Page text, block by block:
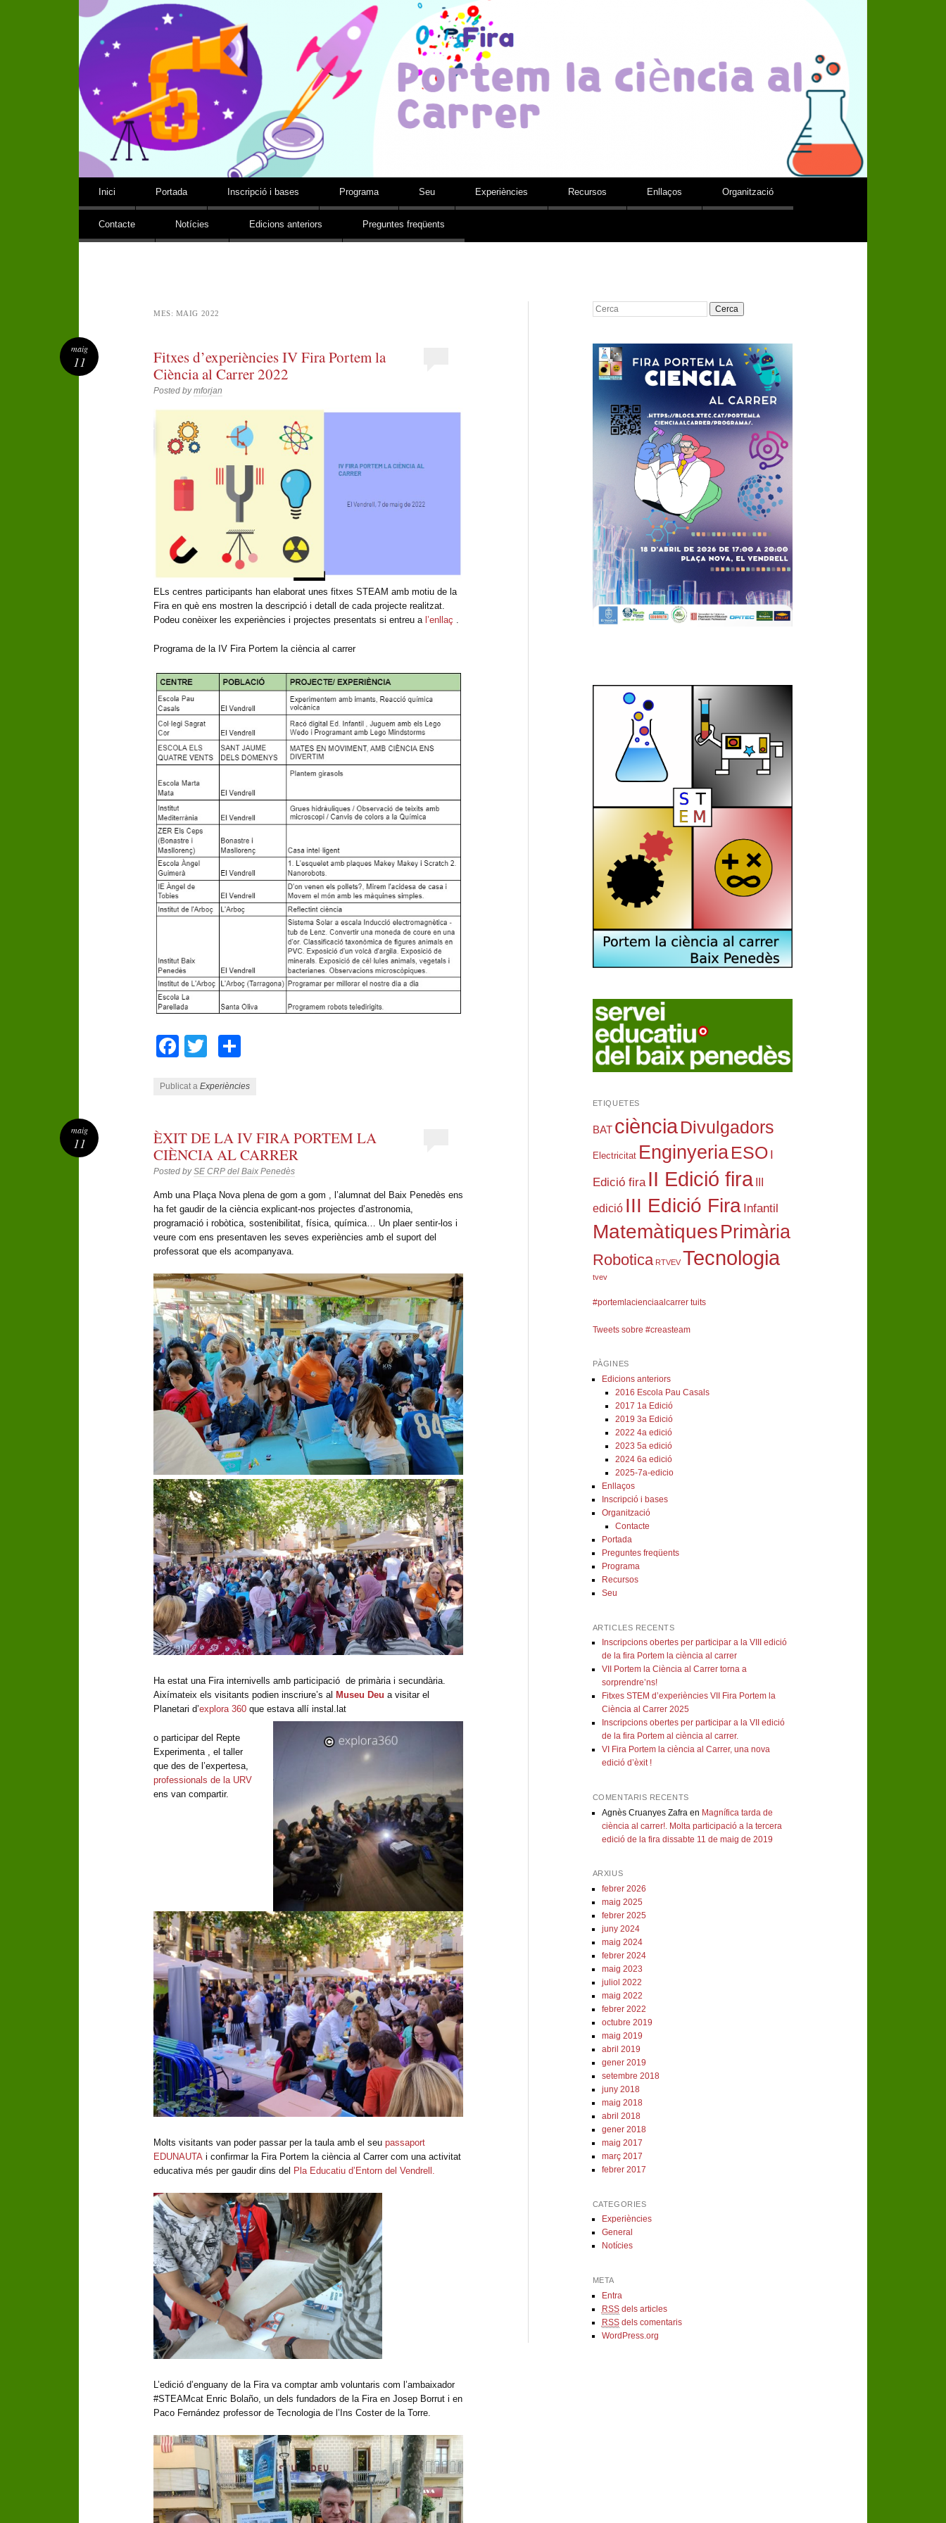
QUARTA FIRA DE CIÈNCIA, TECNOLOGIA, ENGINYERIA I MATEMÀTIQUES DEL BAIX PENEDÈS
Vés al contingut
Inici Portada Inscripció i bases Programa Seu Experiències Recursos Enllaços Organització
Contacte Notícies Edicions anteriors Preguntes freqüents
MES: MAIG 2022
Fitxes d’experiències IV Fira Portem la
Ciència al Carrer 2022
Posted bymforjan
ELs centres participants han elaborat unes fitxes STEAM amb motiu de la
Fira en què ens mostren la descripció i detall de cada projecte realitzat.
Podeu conèixer les experiències i projectes presentats si entreu a l’enllaç .
Programa de la IV Fira Portem la ciència al carrer
Facebook
Twitter
Publicat a Experiències
maig
11
ÈXIT DE LA IV FIRA PORTEM LA
CIÈNCIA AL CARRER
Posted bySE CRP del Baix Penedès
Amb una Plaça Nova plena de gom a gom , l’alumnat del Baix Penedès ens
ha fet gaudir de la ciència explicant-nos projectes d’astronomia,
programació i robòtica, sostenibilitat, física, química… Un plaer sentir-los i
veure com ens presentaven les seves experiències amb el suport del
professorat que els acompanyava.
Ha estat una Fira internivells amb participació de primària i secundària.
Aixímateix els visitants podien inscriure’s al Museu Deu a visitar el
Planetari d’explora 360 que estava allí instal.lat
o participar del Repte
Experimenta , el taller
que des de l’expertesa,
professionals de la URV
ens van compartir.
Molts visitants van poder passar per la taula amb el seu passaport
EDUNAUTA i confirmar la Fira Portem la ciència al Carrer com una activitat
educativa més per gaudir dins del Pla Educatiu d’Entorn del Vendrell.
L’edició d’enguany de la Fira va comptar amb voluntaris com l’ambaixador
#STEAMcat Enric Bolaño, un dels fundadors de la Fira en Josep Borrut i en
Paco Fernández professor de Tecnologia de l’Ins Coster de la Torre.
maig
11
Cerca
ETIQUETES
BAT ciènciaDivulgadors
Electricitat EnginyeriaESO I
Edició fira II Edició fira III
edició III Edició Fira Infantil
Matemàtiques Primària
Robotica RTVEV Tecnologia
tvev
#portemlacienciaalcarrer tuits
Tweets sobre #creasteam
PÀGINES
Edicions anteriors
2016 Escola Pau Casals
2017 1a Edició
2019 3a Edició
2022 4a edició
2023 5a edició
2024 6a edició
2025-7a-edicio
Enllaços
Inscripció i bases
Organització
Contacte
Portada
Preguntes freqüents
Programa
Recursos
Seu
ARTICLES RECENTS
Inscripcions obertes per participar a la VIII edició
de la fira Portem la ciència al carrer
VII Portem la Ciència al Carrer torna a
sorprendre’ns!
Fitxes STEM d’experiències VII Fira Portem la
Ciència al Carrer 2025
Inscripcions obertes per participar a la VII edició
de la fira Portem al ciència al carrer.
VI Fira Portem la ciència al Carrer, una nova
edició d’èxit !
COMENTARIS RECENTS
Agnès Cruanyes Zafra en Magnífica tarda de
ciència al carrer!. Molta participació a la tercera
edició de la fira dissabte 11 de maig de 2019
ARXIUS
febrer 2026
maig 2025
febrer 2025
juny 2024
maig 2024
febrer 2024
maig 2023
juliol 2022
maig 2022
febrer 2022
octubre 2019
maig 2019
abril 2019
gener 2019
setembre 2018
juny 2018
maig 2018
abril 2018
gener 2018
maig 2017
març 2017
febrer 2017
CATEGORIES
Experiències
General
Notícies
META
Entra
RSSdels articles
RSSdels comentaris
WordPress.org